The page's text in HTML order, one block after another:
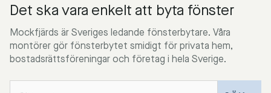
Det ska vara enkelt att byta fönster
Mockfjärds är Sveriges ledande fönsterbytare. Våra
montörer gör fönsterbytet smidigt för privata hem,
bostadsrättsföreningar och företag i hela Sverige.